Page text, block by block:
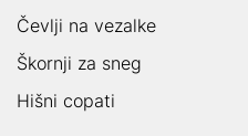
Čevlji na vezalke
Škornji za sneg
Hišni copati